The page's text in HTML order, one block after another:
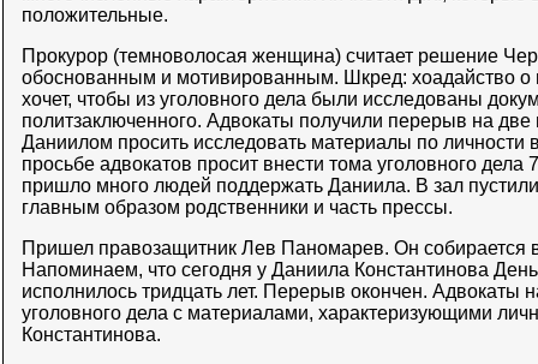
положительные.
Прокурор (темноволосая женщина) считает решение
обоснованным и мотивированным. Шкред: хоадайство о
хочет, чтобы из уголовного дела были исследованы
политзаключенного. Адвокаты получили перерыв на
Даниилом просить исследовать материалы по личности
просьбе адвокатов просит внести тома уголовного дела
пришло много людей поддержать Даниила. В зал пустили
главным образом родственники и часть прессы.
Пришел правозащитник Лев Паномарев. Он собирается
Напоминаем, что сегодня у Даниила Константинова
исполнилось тридцать лет. Перерыв окончен. Адвокаты
уголовного дела с материалами, характеризующими
Константинова.